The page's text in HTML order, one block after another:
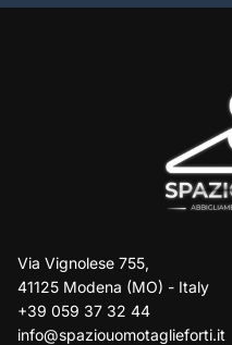
Via Vignolese 755,
41125 Modena (MO) - Italy
+39 059 37 32 44
info@spaziouomotaglieforti.it